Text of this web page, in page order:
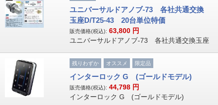
ユニバーサルドアノブ-73 各社共通交換
玉座D/T25-43 20台単位特価
販売価格(税込): 63,800 円
ユニバーサルドアノブ-73 各社共通交換玉座
残りわずか オススメ 限定品
インターロック G (ゴールドモデル)
販売価格(税込): 44,798 円
インターロック G (ゴールドモデル)